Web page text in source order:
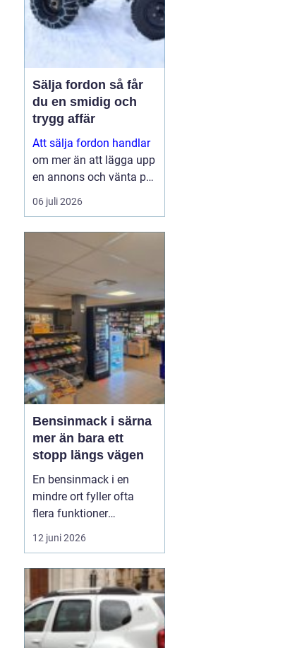
Sälja fordon så får
du en smidig och
trygg affär
Att sälja fordon handlar
om mer än att lägga upp
en annons och vänta på
svar. Många vill få en
bra peng för bilen,
snöskotern, men lika
viktigt är en säker affär,
snabb betalning oc...
06 juli 2026
Bensinmack i särna
mer än bara ett
stopp längs vägen
En bensinmack i en
mindre ort fyller ofta
flera funktioner
samtidigt. I Särna, mitt i
norra Dalarna, blir
knutpunkt för både
ortsbor och
genomresande. Här
handlar det om mer än
12 juni 2026